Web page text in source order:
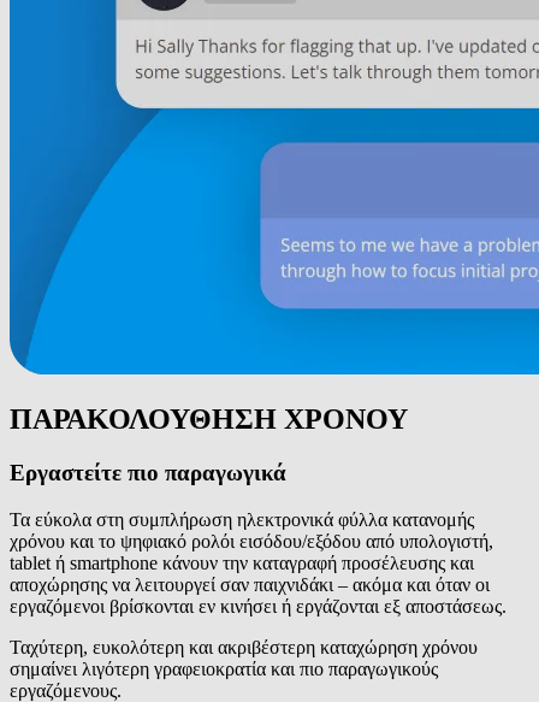
ΠΑΡΑΚΟΛΟΥΘΗΣΗ ΧΡΟΝΟΥ
Εργαστείτε πιο παραγωγικά
Τα εύκολα στη συμπλήρωση ηλεκτρονικά φύλλα κατανομής
χρόνου και το ψηφιακό ρολόι εισόδου/εξόδου από υπολογιστή,
tablet ή smartphone κάνουν την καταγραφή προσέλευσης και
αποχώρησης να λειτουργεί σαν παιχνιδάκι – ακόμα και όταν οι
εργαζόμενοι βρίσκονται εν κινήσει ή εργάζονται εξ αποστάσεως.
Ταχύτερη, ευκολότερη και ακριβέστερη καταχώρηση χρόνου
σημαίνει λιγότερη γραφειοκρατία και πιο παραγωγικούς
εργαζόμενους.